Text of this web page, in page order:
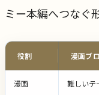
ミー本編へつなぐ
役割 漫画ブ
漫画 難しいテ